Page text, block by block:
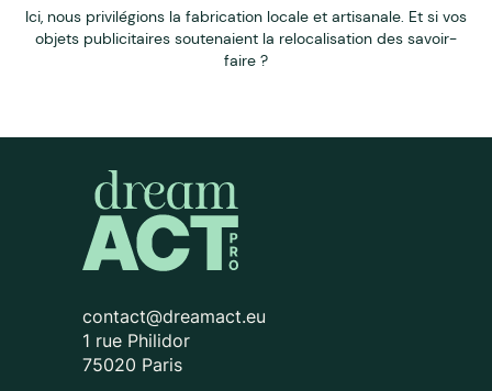
Ici, nous privilégions la fabrication locale et artisanale. Et si vos
objets publicitaires soutenaient la relocalisation des savoir-
faire ?
contact@dreamact.eu
1 rue Philidor
75020 Paris